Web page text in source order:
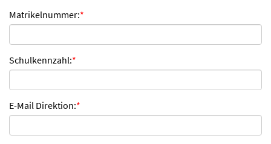
Matrikelnummer:*
Schulkennzahl:*
E-Mail Direktion:*